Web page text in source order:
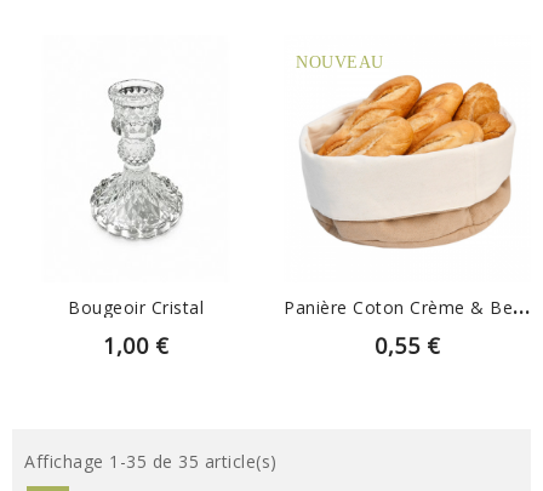
EN SAVOIR PLUS
Bougeoir Cristal
1,00 €
NOUVEAU
P
Anière Coton Crème & Beige
0,55 €
Affichage 1-35 de 35 article(s)